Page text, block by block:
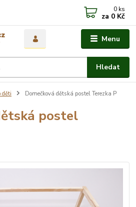
Menu
Hledat
0 ks
za 0 Kč
děti Domečková dětská postel Terezka P
postel